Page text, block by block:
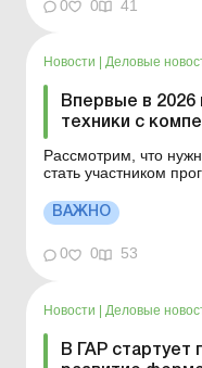
этилового спирта,
производству спирта
0 0 41
Новости Деловые
Впервые в 2026
техники с
Рассмотрим, что
стать участником
производителей
программа и как
ВАЖНО
0 0 53
Новости | Деловые
В ГАР стартует